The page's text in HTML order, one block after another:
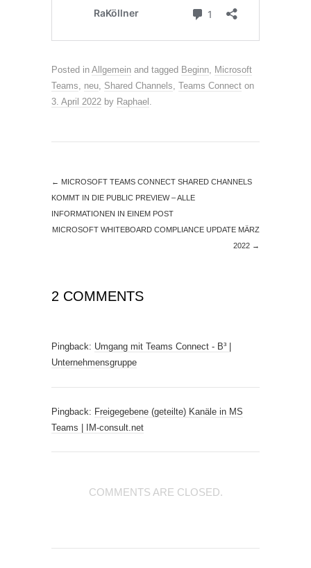
Posted in Allgemein and tagged Beginn, Microsoft
Teams, neu, Shared Channels, Teams Connect on
3. April 2022 by Raphael .
← MICROSOFT TEAMS CONNECT SHARED CHANNELS
KOMMT IN DIE PUBLIC PREVIEW – ALLE
INFORMATIONEN IN EINEM POST
MICROSOFT WHITEBOARD COMPLIANCE UPDATE MÄRZ
2022 →
2 COMMENTS
Pingback: Umgang mit Teams Connect - B³ |
Unternehmensgruppe
Pingback: Freigegebene (geteilte) Kanäle in MS
Teams | IM-consult.net
COMMENTS ARE CLOSED.